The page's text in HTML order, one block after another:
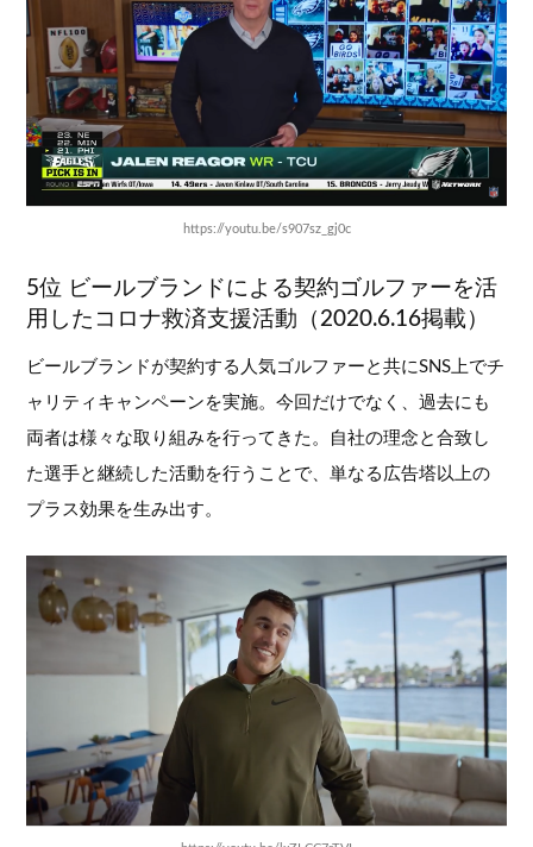
https://youtu.be/s907sz_gj0c
5位 ビールブランドによる契約ゴルファーを活
用したコロナ救済支援活動（2020.6.16掲載）
ビールブランドが契約する人気ゴルファーと共にSNS上でチ
ャリティキャンペーンを実施。今回だけでなく、過去にも
両者は様々な取り組みを行ってきた。自社の理念と合致し
た選手と継続した活動を行うことで、単なる広告塔以上の
プラス効果を生み出す。